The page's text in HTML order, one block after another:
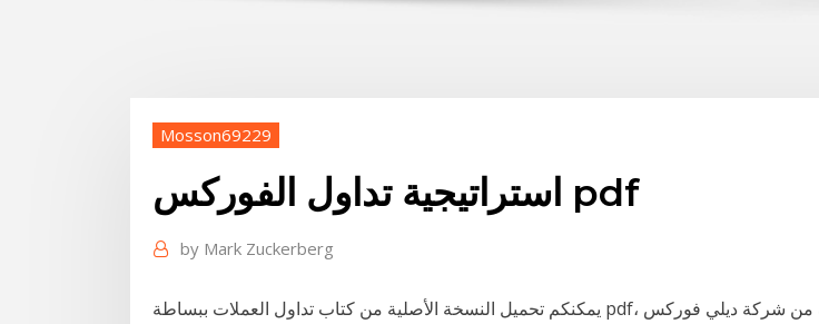
Mosson69229
استراتيجية تداول الفوركس pdf
by Mark Zuckerberg
يمكنكم تحميل النسخة الأصلية من كتاب تداول العملات ببساطة pdf، المقدمة من شركة ديلي فوركس